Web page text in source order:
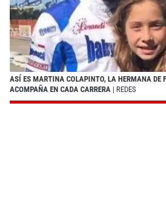
ASÍ ES MARTINA COLAPINTO, LA HERMANA DE
ACOMPAÑA EN CADA CARRERA | REDES